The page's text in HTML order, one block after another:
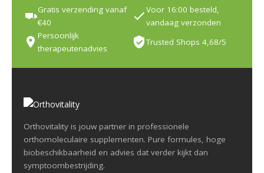
Gratis verzending vanaf
€40
Voor 16:00 besteld,
vandaag verzonden
Persoonlijk
therapeutenadvies
Trusted Shops 4,68/5
Orthovitality is jouw partner in professionele
orthomoleculaire supplementen. Pure formules, hoge
biobeschikbaarheid en advies dat verder kijkt dan
symptoombestrijding.